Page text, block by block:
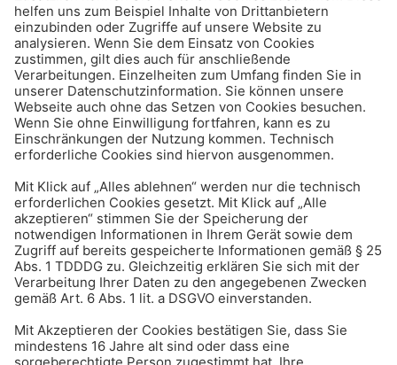
Punkte in Flensburg: Alles
was du wissen musst!